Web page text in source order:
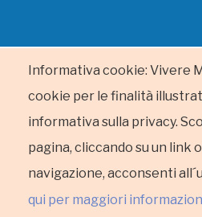
Informativa cookie: Vivere
cookie per le finalità
informativa sulla privacy.
pagina, cliccando su un link
navigazione, acconsenti
qui per maggiori